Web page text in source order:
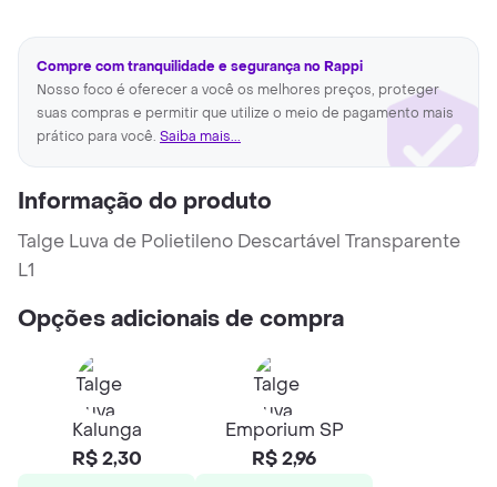
Compre com tranquilidade e segurança no Rappi
Nosso foco é oferecer a você os melhores preços, proteger
suas compras e permitir que utilize o meio de pagamento mais
prático para você. Saiba mais...
Informação do produto
Talge Luva de Polietileno Descartável Transparente
L1
Opções adicionais de compra
Kalunga
R$ 2,30
Emporium SP
R$ 2,96